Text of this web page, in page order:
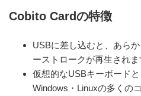
Cobito Cardの特徴
USBに差し込むと、あら
ーストロークが再生されま
仮想的なUSBキーボードと
Windows・Linuxの多くの